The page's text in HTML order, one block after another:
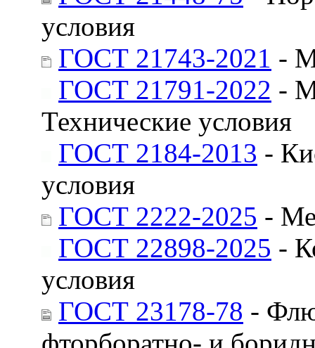
условия
ГОСТ 21743-2021 -
ГОСТ 21791-2022 -
Технические условия
ГОСТ 2184-2013 -
условия
ГОСТ 2222-2025 -
ГОСТ 22898-2025 -
условия
ГОСТ 23178-78 -